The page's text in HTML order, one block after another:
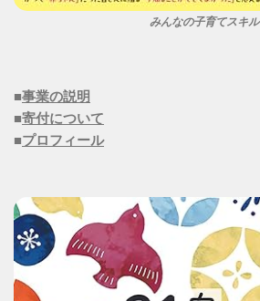
みんなの子育てスキル
■事業の説明
■寄付について
■プロフィール